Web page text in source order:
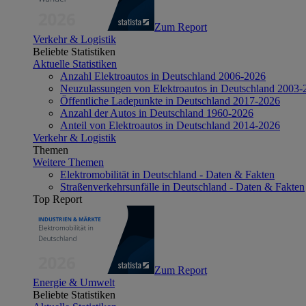
Zum Report
Verkehr & Logistik
Beliebte Statistiken
Aktuelle Statistiken
Anzahl Elektroautos in Deutschland 2006-2026
Neuzulassungen von Elektroautos in Deutschland 2003-
Öffentliche Ladepunkte in Deutschland 2017-2026
Anzahl der Autos in Deutschland 1960-2026
Anteil von Elektroautos in Deutschland 2014-2026
Verkehr & Logistik
Themen
Weitere Themen
Elektromobilität in Deutschland - Daten & Fakten
Straßenverkehrsunfälle in Deutschland - Daten & Fakten
Top Report
Zum Report
Energie & Umwelt
Beliebte Statistiken